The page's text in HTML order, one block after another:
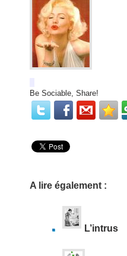
Be Sociable, Share!
A lire également :
L’intrus